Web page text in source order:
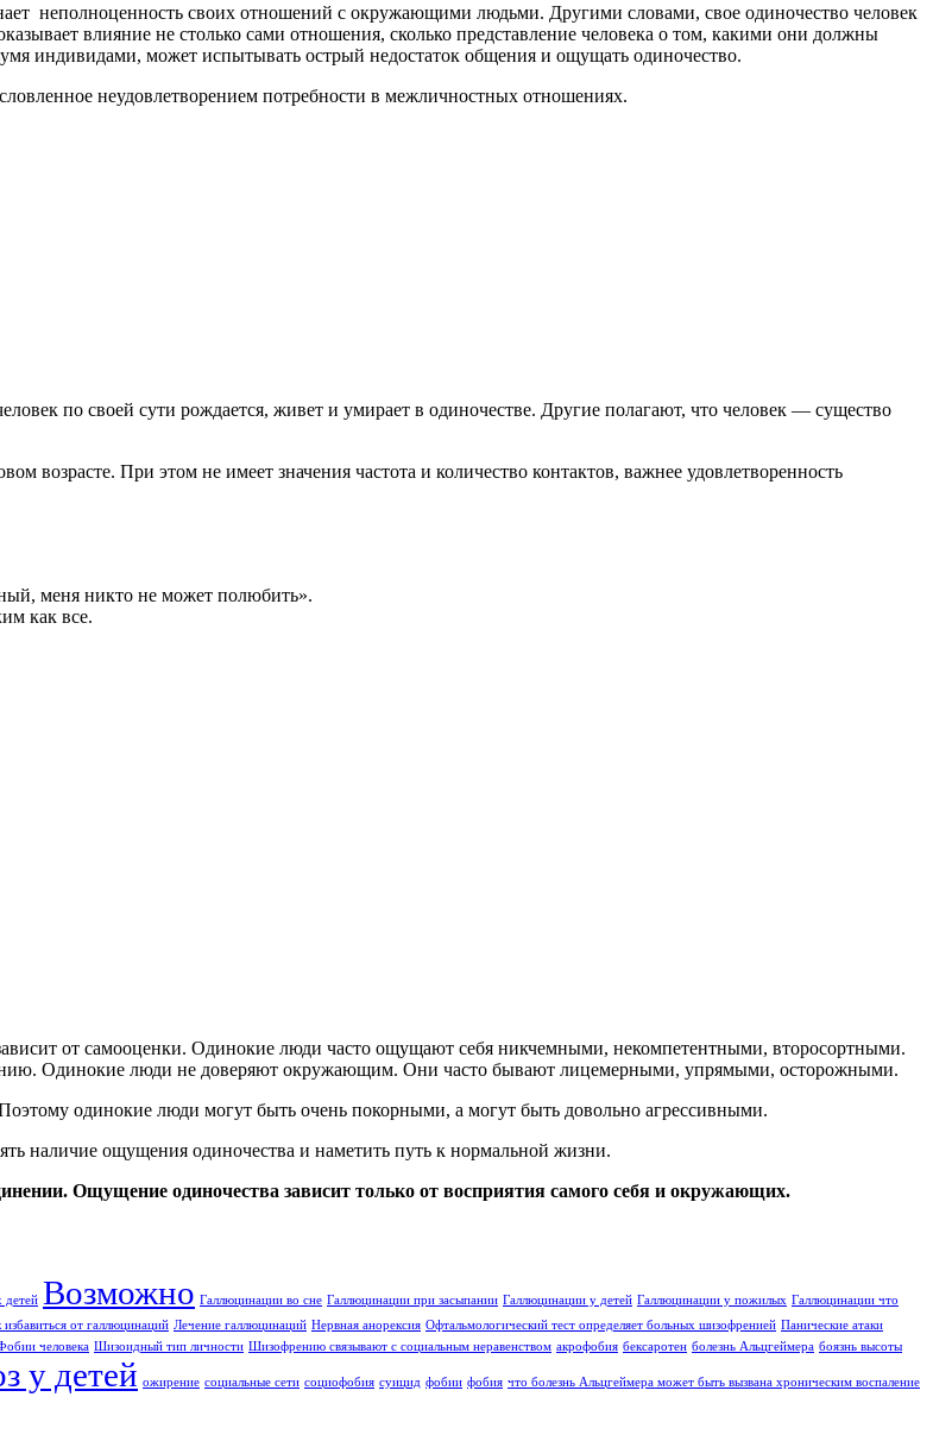
неполноценность своих отношений с окружающими людьми. Другими словами, свое одиночество человек
влияние не столько сами отношения, сколько представление человека о том, какими они должны
индивидами, может испытывать острый недостаток общения и ощущать одиночество.
неудовлетворением потребности в межличностных отношениях.
по своей сути рождается, живет и умирает в одиночестве. Другие полагают, что человек — существо
возрасте. При этом не имеет значения частота и количество контактов, важнее удовлетворенность
меня никто не может полюбить».
как все.
от самооценки. Одинокие люди часто ощущают себя никчемными, некомпетентными, второсортными.
Одинокие люди не доверяют окружающим. Они часто бывают лицемерными, упрямыми, осторожными.
одинокие люди могут быть очень покорными, а могут быть довольно агрессивными.
наличие ощущения одиночества и наметить путь к нормальной жизни.
Ощущение одиночества зависит только от восприятия самого себя и окружающих.
детей Возможно Галлюцинации во сне Галлюцинации при засыпании Галлюцинации у детей Галлюцинации у пожилых Галлюцинации что
избавиться от галлюцинаций Лечение галлюцинаций Нервная анорексия Офтальмологический тест определяет больных шизофренией Панические атаки
человека Шизоидный тип личности Шизофрению связывают с социальным неравенством акрофобия бексаротен болезнь Альцгеймера боязнь высоты
у детей ожирение социальные сети социофобия суицид фобии фобия что болезнь Альцгеймера может быть вызвана хроническим воспаление